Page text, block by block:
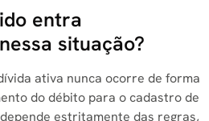
entra
situação?
ativa nunca ocorre de forma
do débito para o cadastro de
estritamente das regras,